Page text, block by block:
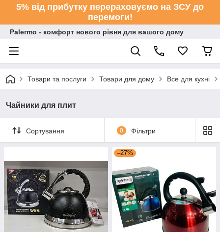
5% від прибутку перераховуємо на ЗСУ до
перемоги!
Palermo - комфорт нового рівня для вашого дому
Товари та послуги Товари для дому Все для кухні
Чайники для плит
Сортування 0 Фільтри
–27%